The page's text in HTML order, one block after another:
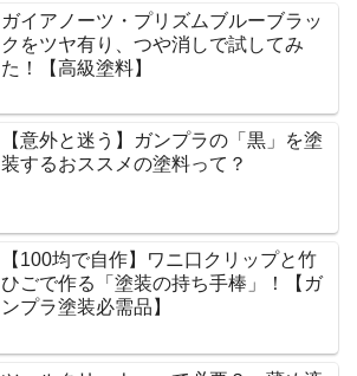
ガイアノーツ・プリズムブルーブラッ
クをツヤ有り、つや消しで試してみ
た！【高級塗料】
【意外と迷う】ガンプラの「黒」を塗
装するおススメの塗料って？
【100均で自作】ワニ口クリップと竹
ひごで作る「塗装の持ち手棒」！【ガ
ンプラ塗装必需品】